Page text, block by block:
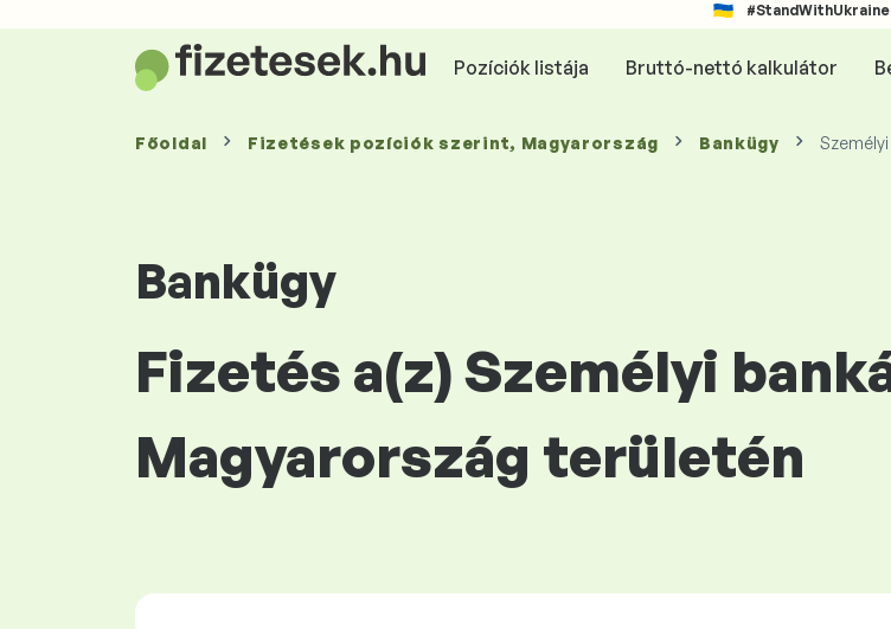
#StandWithUkraine
Pozíciók listája Bruttó-nettó kalkulátor
Főoldal Fizetések pozíciók szerint, Magyarország Bankügy
Bankügy
Fizetés a(z) Személyi
Magyarország területén